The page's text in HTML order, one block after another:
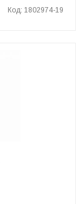
Код: 1802974-19